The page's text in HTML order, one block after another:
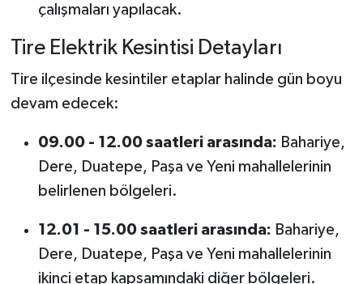
çalışmaları yapılacak.
Tire Elektrik Kesintisi Detayları
Tire ilçesinde kesintiler etaplar halinde gün boyu
devam edecek:
09.00 - 12.00 saatleri arasında: Bahariye,
Dere, Duatepe, Paşa ve Yeni mahallelerinin
belirlenen bölgeleri.
12.01 - 15.00 saatleri arasında: Bahariye,
Dere, Duatepe, Paşa ve Yeni mahallelerinin
ikinci etap kapsamındaki diğer bölgeleri.